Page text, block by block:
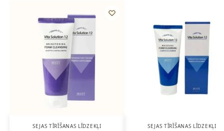
SEJAS TĪRĪŠANAS LĪDZEKĻI SEJAS TĪRĪŠANAS LĪDZEKĻI